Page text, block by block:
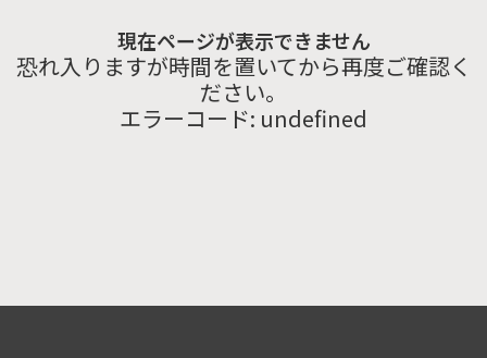
現在ページが表示できません
恐れ入りますが時間を置いてから再度ご確認く
ださい。
エラーコード: undefined